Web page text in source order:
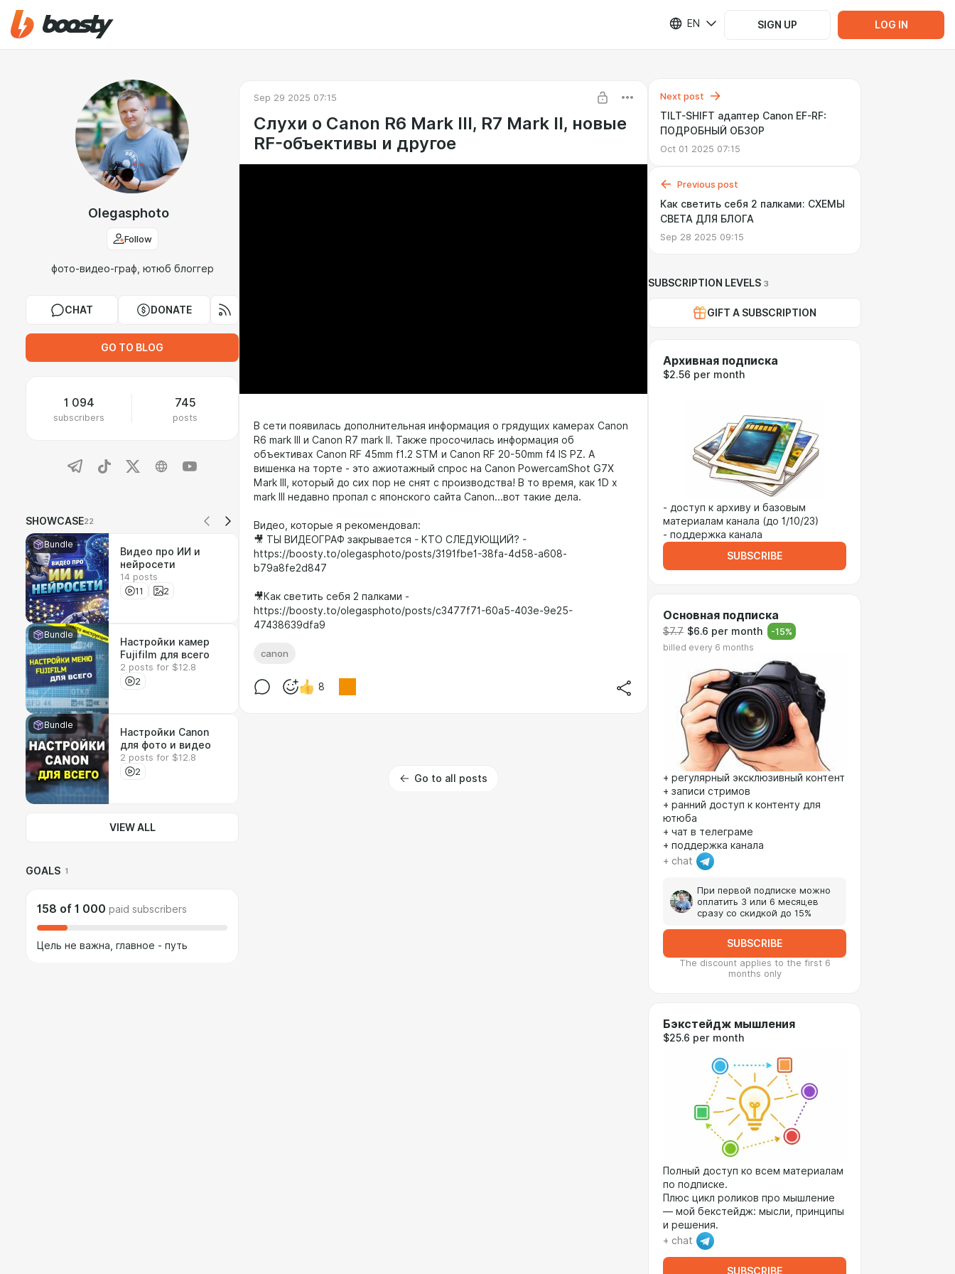
EN SIGN UP LOG IN
Olegasphoto
Follow
фото-видео-граф, ютюб блоггер
CHAT DONATE
GO TO BLOG
1 094
subscribers
745
posts
SHOWCASE22
Bundle
Видео про ИИ и
нейросети
14 posts
11
2
Bundle
Настройки камер
Fujifilm для всего
2 posts for $12.8
2
Bundle
Настройки Canon
для фото и видео
2 posts for $12.8
2
VIEW ALL
GOALS 1
158 of 1 000 paid subscribers
Цель не важна, главное - путь
Sep 29 2025 07:15
Слухи о Canon R6 Mark III, R7 Mark II, новые
RF-объективы и другое
В сети появилась дополнительная информация о грядущих камерах Canon
R6 mark III и Canon R7 mark II. Также просочилась информация об
объективах Canon RF 45mm f1.2 STM и Canon RF 20-50mm f4 IS PZ. А
вишенка на торте - это ажиотажный спрос на Canon PowercamShot G7X
Mark III, который до сих пор не снят с производства! В то время, как 1D x
mark III недавно пропал с японского сайта Canon...вот такие дела.
Видео, которые я рекомендовал:
🎥 ТЫ ВИДЕОГРАФ закрывается - КТО СЛЕДУЮЩИЙ? -
https://boosty.to/olegasphoto/posts/3191fbe1-38fa-4d58-a608-
b79a8fe2d847
🎥Как светить себя 2 палками -
https://boosty.to/olegasphoto/posts/c3477f71-60a5-403e-9e25-
47438639dfa9
canon
8
Go to all posts
Next post
TILT-SHIFT адаптер Canon EF-RF:
ПОДРОБНЫЙ ОБЗОР
Oct 01 2025 07:15
Previous post
Как светить себя 2 палками: СХЕМЫ
СВЕТА ДЛЯ БЛОГА
Sep 28 2025 09:15
SUBSCRIPTION LEVELS 3
GIFT A SUBSCRIPTION
Архивная подписка
$2.56 per month
- доступ к архиву и базовым
материалам канала (до 1/10/23)
- поддержка канала
SUBSCRIBE
Основная подписка
$7.7 $6.6 per month -15%
billed every 6 months
+ регулярный эксклюзивный контент
+ записи стримов
+ ранний доступ к контенту для
ютюба
+ чат в телеграме
+ поддержка канала
+ chat
При первой подписке можно
оплатить 3 или 6 месяцев
сразу со скидкой до 15%
SUBSCRIBE
The discount applies to the first 6
months only
Бэкстейдж мышления
$25.6 per month
Полный доступ ко всем материалам
по подписке.
Плюс цикл роликов про мышление
— мой бекстейдж: мысли, принципы
и решения.
+ chat
SUBSCRIBE